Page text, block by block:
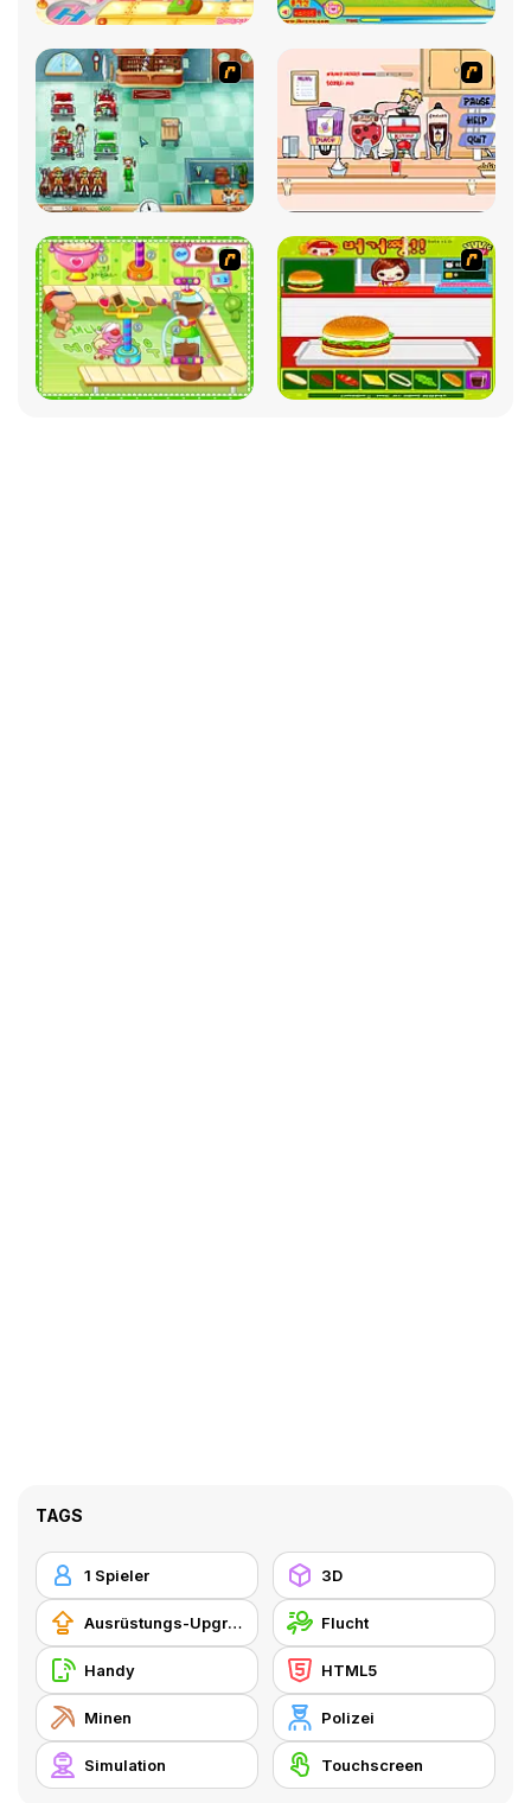
TAGS
1 Spieler 3D
Ausrüstungs-Upgrade kaufen Flucht
Handy HTML5
Minen Polizei
Simulation Touchscreen